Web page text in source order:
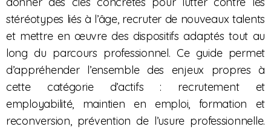
stéréotypes liés à l’âge, recruter de nouveaux talents
et mettre en œuvre des dispositifs adaptés tout au
long du parcours professionnel. Ce guide permet
d’appréhender l’ensemble des enjeux propres à
cette catégorie d’actifs : recrutement et
employabilité, maintien en emploi, formation et
reconversion, prévention de l’usure professionnelle.